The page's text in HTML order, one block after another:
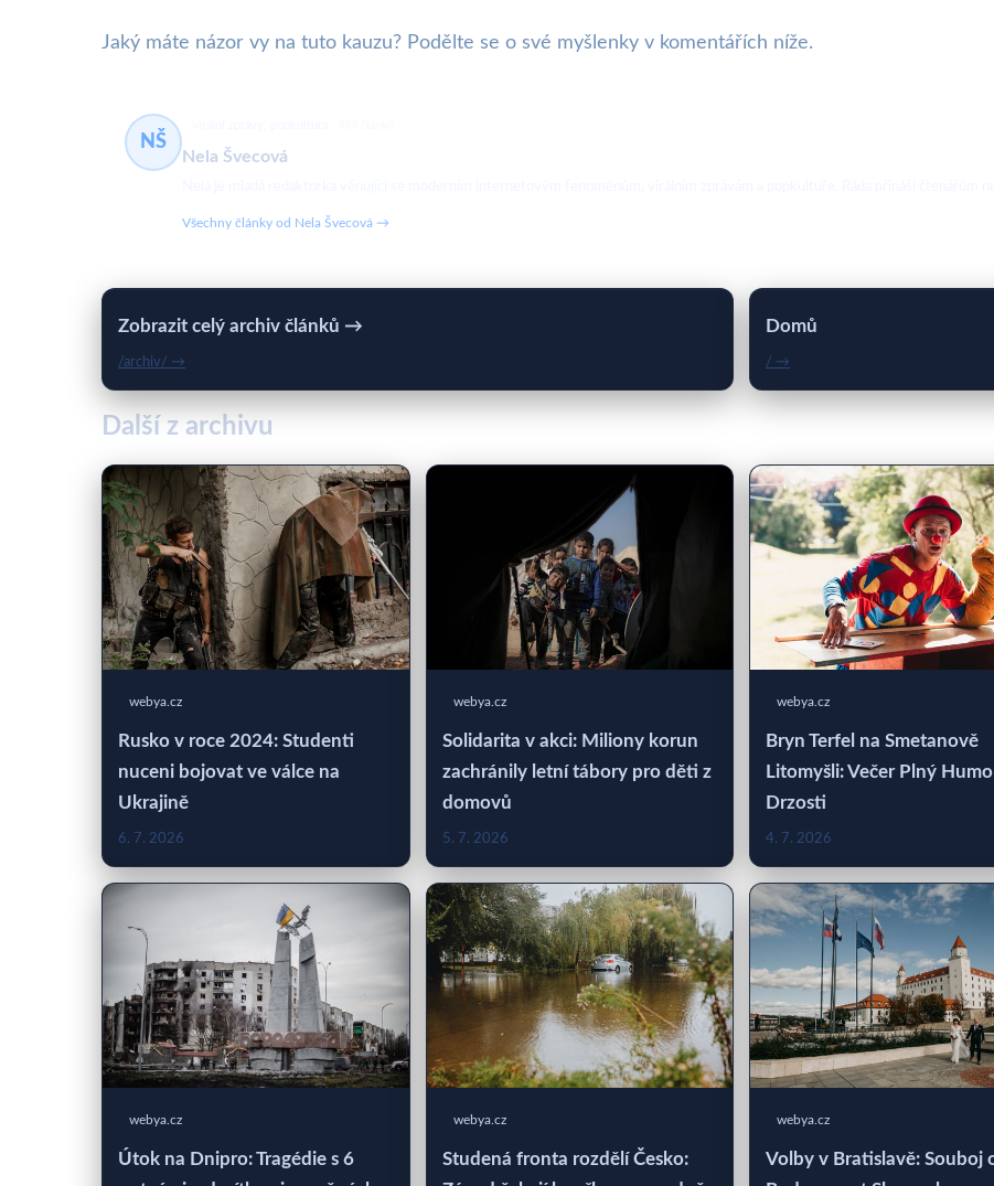
Jaký máte názor vy na tuto kauzu? Podělte se o své myšlenky v komentářích níže.
NŠ
Nela Švecová
Všechny články od Nela Švecová →
Zobrazit celý archiv článků →
/archiv/ →
Domů
/ →
Další z archivu
webya.cz
Rusko v roce 2024: Studenti
nuceni bojovat ve válce na
Ukrajině
6. 7. 2026
webya.cz
Solidarita v akci: Miliony korun
zachránily letní tábory pro děti z
domovů
5. 7. 2026
webya.cz
Bryn Terfel na Smetanově
Litomyšli: Večer Plný
Drzosti
4. 7. 2026
webya.cz
Útok na Dnipro: Tragédie s 6
webya.cz
Studená fronta rozdělí Česko:
webya.cz
Volby v Bratislavě: Souboj